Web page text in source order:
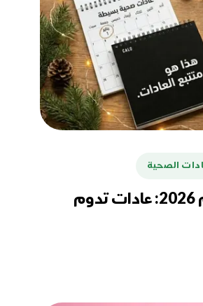
الصحية
النمط الصحي لعام 2026: عادات تدوم